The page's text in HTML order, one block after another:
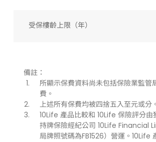
受保樓齡上限（年）​
備註：
所顯示保費資料尚未包括保險業監管
費。
上述所有保費均被四捨五入至元或分。
10Life 產品比較和 10Life 保險評分由
持牌保險經紀公司 10Life Financial
局牌照號碼為FB1526）營運。10Life